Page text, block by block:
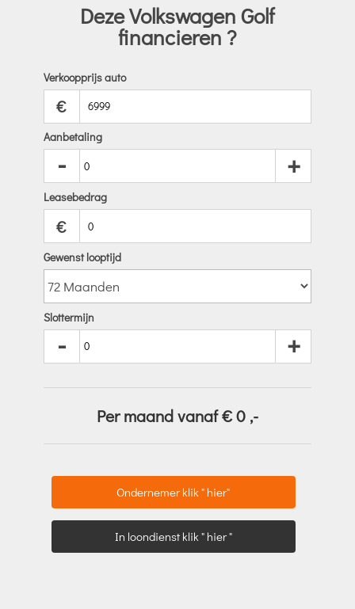
Deze Volkswagen Golf
financieren ?
Verkoopprijs auto
€
Aanbetaling
- +
Leasebedrag
€
Gewenst looptijd
Slottermijn
- +
Per maand vanaf €0 ,-
Ondernemer klik " hier"
In loondienst klik " hier "